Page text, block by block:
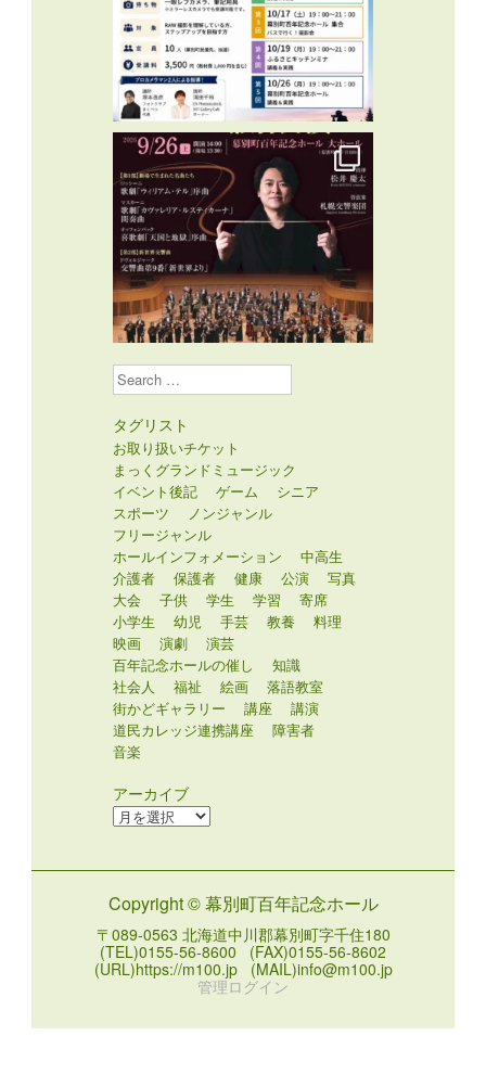
Search
タグリスト
お取り扱いチケット
まっくグランドミュージック
イベント後記
ゲーム
シニア
スポーツ
ノンジャンル
フリージャンル
ホールインフォメーション
中高生
介護者
保護者 健康 公演
写真
大会
子供 学生 学習
寄席
小学生
幼児 手芸 教養
料理
映画
演劇
演芸
百年記念ホールの催し
知識
社会人
福祉 絵画
落語教室
街かどギャラリー
講座
講演
道民カレッジ連携講座
障害者
音楽
アーカイブ
ア
ブ
Copyright © 幕別町百年記念ホール
〒089-0563 北海道中川郡幕別町字千住180
(TEL)0155-56-8600 (FAX)0155-56-8602
(URL)https://m100.jp (MAIL)info@m100.jp
管理ログイン